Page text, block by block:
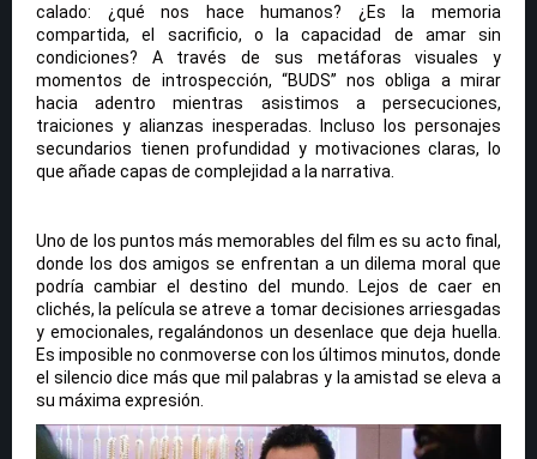
calado: ¿qué nos hace humanos? ¿Es la memoria
compartida, el sacrificio, o la capacidad de amar sin
condiciones? A través de sus metáforas visuales y
momentos de introspección, “BUDS” nos obliga a mirar
hacia adentro mientras asistimos a persecuciones,
traiciones y alianzas inesperadas. Incluso los personajes
secundarios tienen profundidad y motivaciones claras, lo
que añade capas de complejidad a la narrativa.
Uno de los puntos más memorables del film es su acto final,
donde los dos amigos se enfrentan a un dilema moral que
podría cambiar el destino del mundo. Lejos de caer en
clichés, la película se atreve a tomar decisiones arriesgadas
y emocionales, regalándonos un desenlace que deja huella.
Es imposible no conmoverse con los últimos minutos, donde
el silencio dice más que mil palabras y la amistad se eleva a
su máxima expresión.